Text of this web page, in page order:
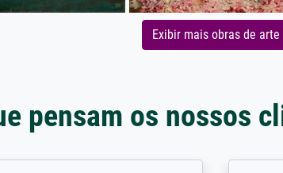
Exibir mais obras de arte
pensam os nossos